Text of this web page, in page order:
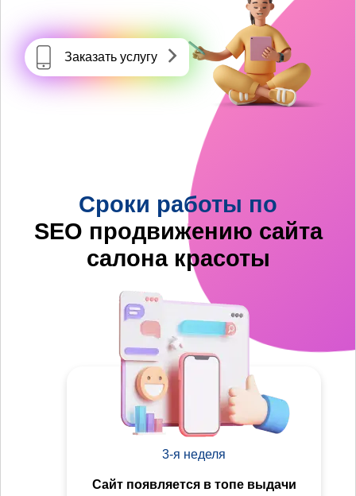
Заказать услугу
Сроки работы по
SEO продвижению сайта
салона красоты
3-я неделя
Сайт появляется в топе выдачи